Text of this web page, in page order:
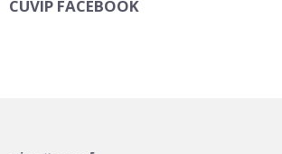
CUVIP FACEBOOK